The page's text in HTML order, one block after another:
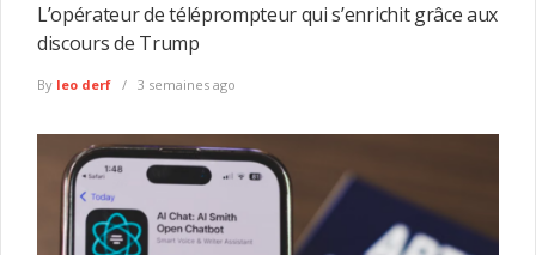
L’opérateur de téléprompteur qui s’enrichit grâce aux
discours de Trump
By leo derf 3 semaines ago